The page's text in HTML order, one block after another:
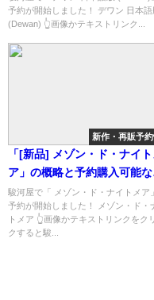
予約が開始しました！ デワン 日本語
(Dewan) 👆画像かテキストリンク...
新作・再販予約
「[新品] メゾン・ド・ナイト
ア」の概略と予約購入可能な
ョップ紹介！
駿河屋で「 メゾン・ド・ナイトメア
予約が開始しました！ メゾン・ド・
トメア 👆画像かテキストリンクをク
クすると駿...